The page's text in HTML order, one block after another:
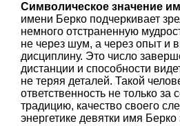
Символическое значение
имени Берко подчеркивает
немного отстраненную
не через шум, а через опыт и
дисциплину. Это число
дистанции и способности
не теряя деталей. Такой
ответственность не только за
традицию, качество своего
энергетике девятки имя Берко